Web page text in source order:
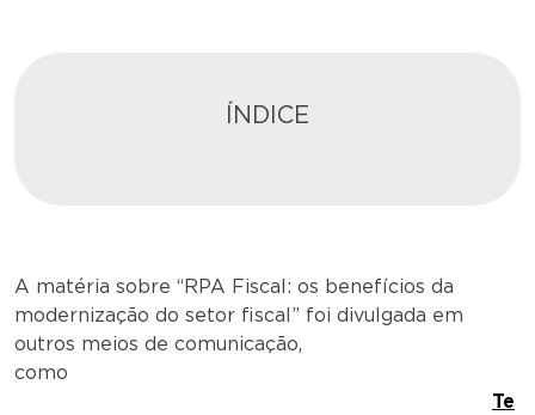
ÍNDICE
A matéria sobre “RPA Fiscal: os benefícios da
modernização do setor fiscal” foi divulgada em
outros meios de comunicação,
como
Te